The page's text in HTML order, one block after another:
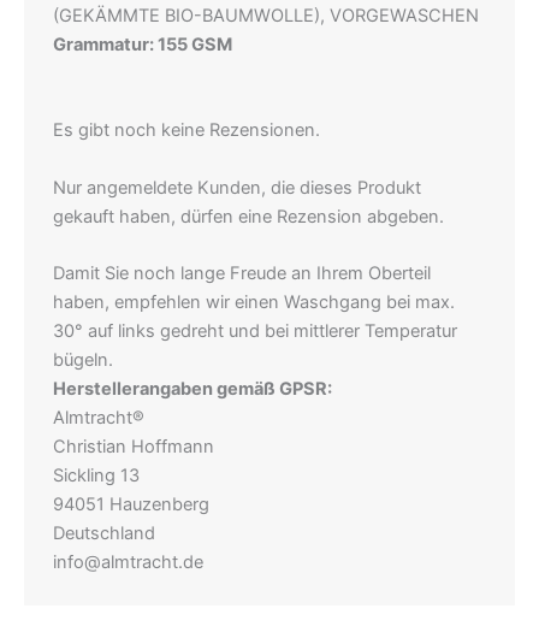
(GEKÄMMTE BIO-BAUMWOLLE), VORGEWASCHEN
Grammatur: 155 GSM
Es gibt noch keine Rezensionen.
Nur angemeldete Kunden, die dieses Produkt
gekauft haben, dürfen eine Rezension abgeben.
Damit Sie noch lange Freude an Ihrem Oberteil
haben, empfehlen wir einen Waschgang bei max.
30° auf links gedreht und bei mittlerer Temperatur
bügeln.
Herstellerangaben gemäß GPSR:
Almtracht®
Christian Hoffmann
Sickling 13
94051 Hauzenberg
Deutschland
info@almtracht.de